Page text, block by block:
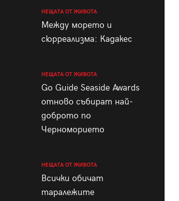
НЕЩАТА ОТ ЖИВОТА
Между морето и
сюрреализма: Кадакес
НЕЩАТА ОТ ЖИВОТА
Go Guide Seaside Awards
отново събират най-
доброто по
Черноморието
НЕЩАТА ОТ ЖИВОТА
Всички обичат
таралежите